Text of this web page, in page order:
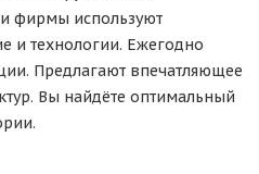
фирмы используют
и технологии. Ежегодно
Предлагают впечатляющее
Вы найдёте оптимальный